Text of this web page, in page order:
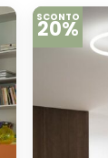
SCONTO
20%